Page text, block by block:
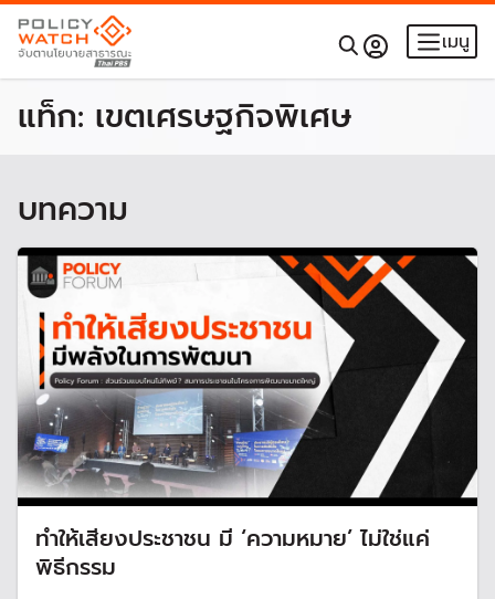
เมนู
แท็ก: เขตเศรษฐกิจพิเศษ
บทความ
ทำให้เสียงประชาชน มี ‘ความหมาย’ ไม่ใช่แค่
พิธีกรรม